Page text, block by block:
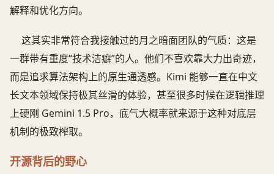
解释和优化方向。
这其实非常符合我接触过的月之暗面团队的气质：这是
一群带有重度“技术洁癖”的人。他们不喜欢靠大力出奇迹，
而是追求算法架构上的原生通透感。Kimi 能够一直在中文
长文本领域保持极其丝滑的体验，甚至很多时候在逻辑推理
上硬刚 Gemini 1.5 Pro，底气大概率就来源于这种对底层
机制的极致榨取。
开源背后的野心